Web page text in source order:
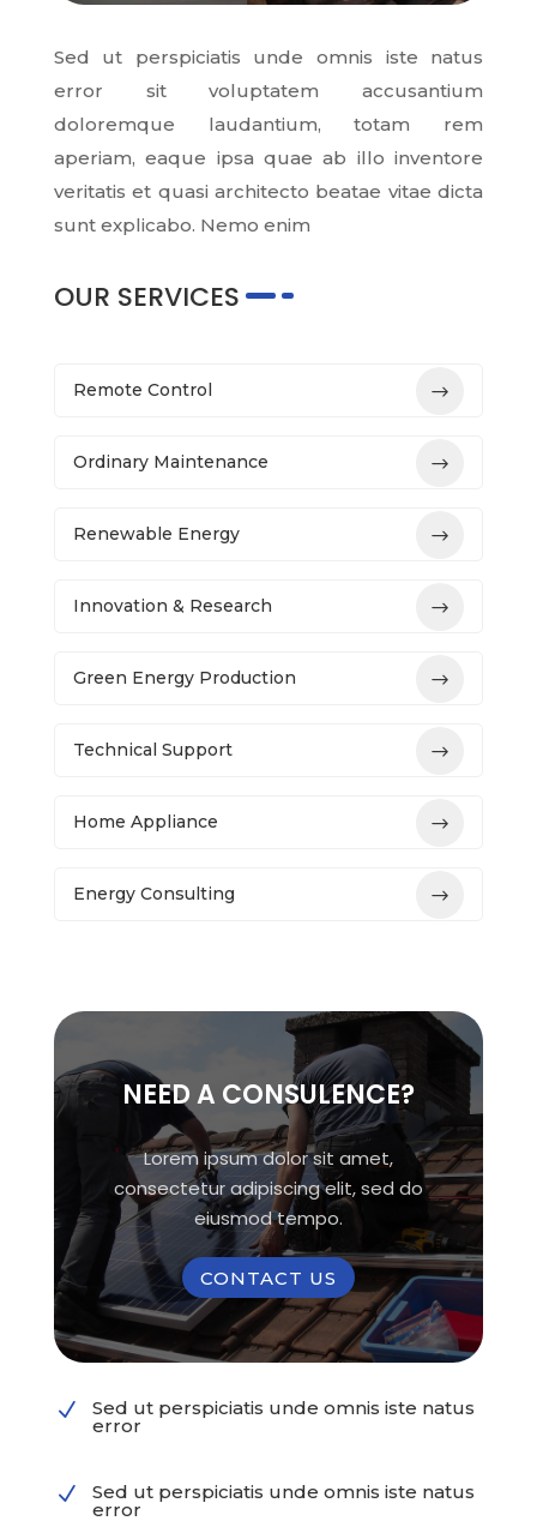
Sed ut perspiciatis unde omnis iste natus
error sit voluptatem accusantium
doloremque laudantium, totam rem
aperiam, eaque ipsa quae ab illo inventore
veritatis et quasi architecto beatae vitae dicta
sunt explicabo. Nemo enim
OUR SERVICES
Remote Control
Ordinary Maintenance
Renewable Energy
Innovation & Research
Green Energy Production
Technical Support
Home Appliance
Energy Consulting
NEED A CONSULENCE?
Lorem ipsum dolor sit amet,
consectetur adipiscing elit, sed do
eiusmod tempo.
CONTACT US
N Sed ut perspiciatis unde omnis iste natus
error
N Sed ut perspiciatis unde omnis iste natus
error